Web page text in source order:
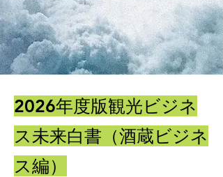
​2026年度版観光ビジネ
ス未来白書（酒蔵ビジネ
ス編）